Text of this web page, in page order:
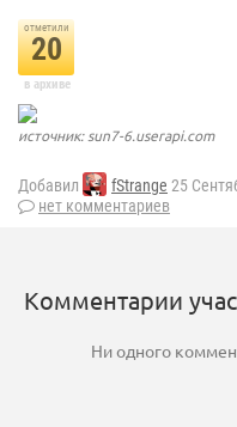
отметили
20
в архиве
источник: sun7-6.userapi.com
Добавил fStrange 25
нет комментариев
Комментарии
Ни одного